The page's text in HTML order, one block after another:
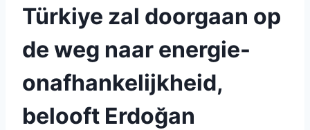
Türkiye zal doorgaan op
de weg naar energie-
onafhankelijkheid,
belooft Erdoğan